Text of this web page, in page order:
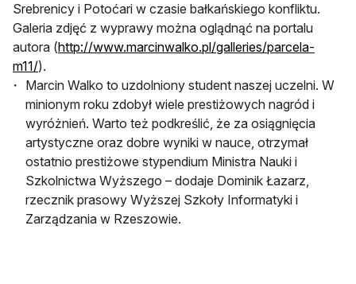
Srebrenicy i Potoćari w czasie bałkańskiego konfliktu.
Galeria zdjęć z wyprawy można oglądnąć na portalu
autora (http://www.marcinwalko.pl/galleries/parcela-
m11/).
Marcin Walko to uzdolniony student naszej uczelni. W
minionym roku zdobył wiele prestiżowych nagród i
wyróżnień. Warto też podkreślić, że za osiągnięcia
artystyczne oraz dobre wyniki w nauce, otrzymał
ostatnio prestiżowe stypendium Ministra Nauki i
Szkolnictwa Wyższego – dodaje Dominik Łazarz,
rzecznik prasowy Wyższej Szkoły Informatyki i
Zarządzania w Rzeszowie.